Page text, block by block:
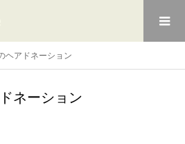
ヘアドネーション
ネーション